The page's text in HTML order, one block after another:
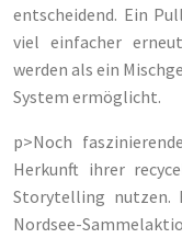
entscheidend. Ein
viel einfacher
werden als ein
System ermöglicht.
p>Noch
Herkunft ihrer
Storytelling nutzen.
Nordsee-